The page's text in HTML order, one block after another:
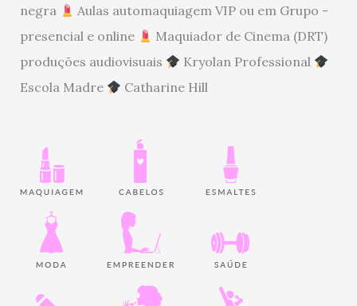
negra
Aulas automaquiagem VIP ou em Grupo -
presencial e online
Maquiador de Cinema (DRT)
produções audiovisuais
Kryolan Professional
Escola Madre
Catharine Hill